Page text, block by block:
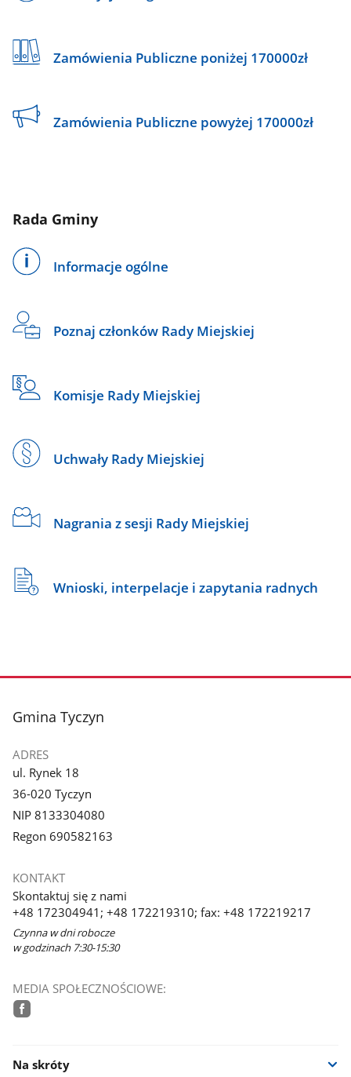
Zamówienia Publiczne poniżej 170000zł
Zamówienia Publiczne powyżej 170000zł
Rada Gminy
Informacje ogólne
Poznaj członków Rady Miejskiej
Komisje Rady Miejskiej
Uchwały Rady Miejskiej
Nagrania z sesji Rady Miejskiej
Wnioski, interpelacje i zapytania radnych
stopka
Gmina Tyczyn
ADRES
ul. Rynek 18
36-020 Tyczyn
NIP 8133304080
Regon 690582163
KONTAKT
Skontaktuj się z nami
+48 172304941; +48 172219310; fax: +48 172219217
Czynna w dni robocze
w godzinach 7:30-15:30
MEDIA SPOŁECZNOŚCIOWE:
Na skróty